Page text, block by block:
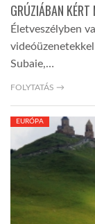
GLOBOTV BP
GRÚZIÁBAN KÉRT
Életveszélyben
Subaie,…
FOLYTATÁS →
EURÓPA